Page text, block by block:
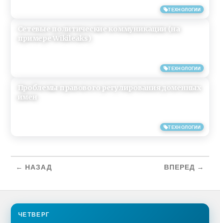
ТЕХНОЛОГИИ
ТЕХНОЛОГИИ
Сетевые политические коммуникации (на
примере Wikileaks)
ТЕХНОЛОГИИ
Проблемы правового регулирования доменных
имен
← НАЗАД ВПЕРЕД →
ЧЕТВЕРГ